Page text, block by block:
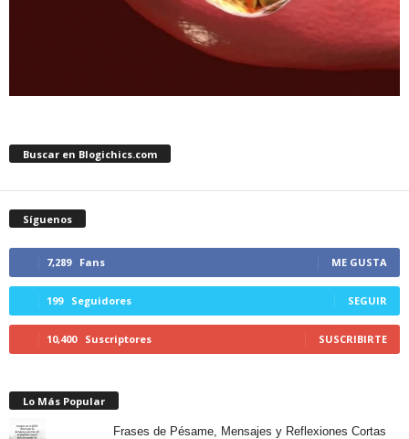
Buscar en Blogichics.com
Síguenos
7,289 Fans ME GUSTA
199 Seguidores SEGUIR
10,400 Suscriptores SUSCRIBIRTE
Lo Más Popular
Frases de Pésame, Mensajes y Reflexiones Cortas